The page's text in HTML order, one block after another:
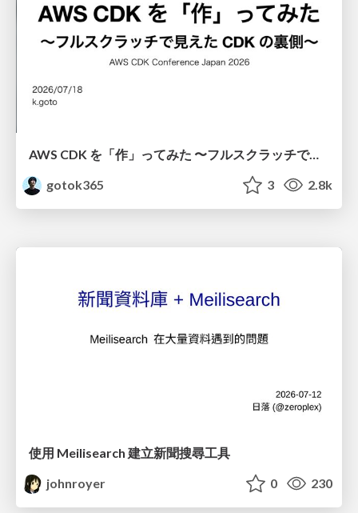
AWS CDK を「作」ってみた 〜フルスクラッチで見えた CDK の裏側〜 / aws-cdk-from-scratch
gotok365
3 2.8k
使用 Meilisearch 建立新聞搜尋工具
johnroyer
0 230